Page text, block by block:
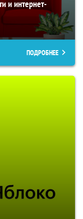
и интернет-
ПОДРОБНЕЕ